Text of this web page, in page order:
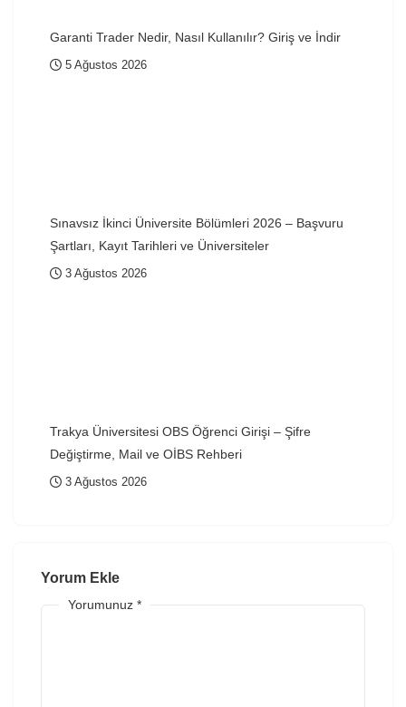
Garanti Trader Nedir, Nasıl Kullanılır? Giriş ve İndir
5 Ağustos 2026
Sınavsız İkinci Üniversite Bölümleri 2026 – Başvuru
Şartları, Kayıt Tarihleri ve Üniversiteler
3 Ağustos 2026
Trakya Üniversitesi OBS Öğrenci Girişi – Şifre
Değiştirme, Mail ve OİBS Rehberi
3 Ağustos 2026
Yorum Ekle
Yorumunuz *